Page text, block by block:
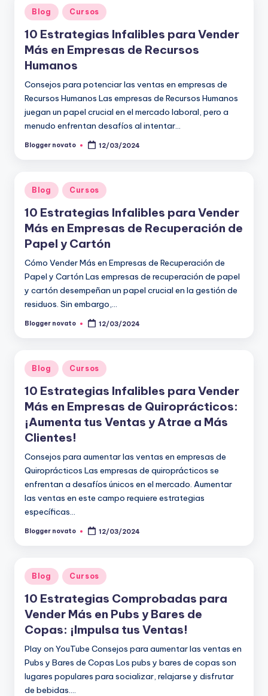
Publicado
en
Blog Cursos
10 Estrategias Infalibles para Vender
Más en Empresas de Recursos
Humanos
Consejos para potenciar las ventas en empresas de
Recursos Humanos Las empresas de Recursos Humanos
juegan un papel crucial en el mercado laboral, pero a
menudo enfrentan desafíos al intentar…
Publicado
Blogger novato 12/03/2024
Publicado
en
Blog Cursos
10 Estrategias Infalibles para Vender
Más en Empresas de Recuperación de
Papel y Cartón
Cómo Vender Más en Empresas de Recuperación de
Papel y Cartón Las empresas de recuperación de papel
y cartón desempeñan un papel crucial en la gestión de
residuos. Sin embargo,…
Publicado
Blogger novato 12/03/2024
Publicado
en
Blog Cursos
10 Estrategias Infalibles para Vender
Más en Empresas de Quiroprácticos:
¡Aumenta tus Ventas y Atrae a Más
Clientes!
Consejos para aumentar las ventas en empresas de
Quiroprácticos Las empresas de quiroprácticos se
enfrentan a desafíos únicos en el mercado. Aumentar
las ventas en este campo requiere estrategias
específicas…
Publicado
Blogger novato 12/03/2024
Publicado
en
Blog Cursos
10 Estrategias Comprobadas para
Vender Más en Pubs y Bares de
Copas: ¡Impulsa tus Ventas!
Play on YouTube Consejos para aumentar las ventas en
Pubs y Bares de Copas Los pubs y bares de copas son
lugares populares para socializar, relajarse y disfrutar
de bebidas.…